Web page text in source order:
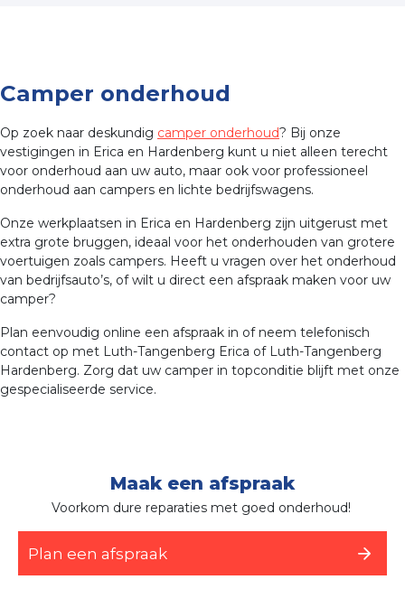
Camper onderhoud
Op zoek naar deskundig camper onderhoud? Bij onze
vestigingen in Erica en Hardenberg kunt u niet alleen terecht
voor onderhoud aan uw auto, maar ook voor professioneel
onderhoud aan campers en lichte bedrijfswagens.
Onze werkplaatsen in Erica en Hardenberg zijn uitgerust met
extra grote bruggen, ideaal voor het onderhouden van grotere
voertuigen zoals campers. Heeft u vragen over het onderhoud
van bedrijfsauto’s, of wilt u direct een afspraak maken voor uw
camper?
Plan eenvoudig online een afspraak in of neem telefonisch
contact op met Luth-Tangenberg Erica of Luth-Tangenberg
Hardenberg. Zorg dat uw camper in topconditie blijft met onze
gespecialiseerde service.
Maak een afspraak
Voorkom dure reparaties met goed onderhoud!
Plan een afspraak